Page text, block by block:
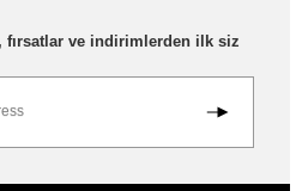
fırsatlar ve indirimlerden ilk siz